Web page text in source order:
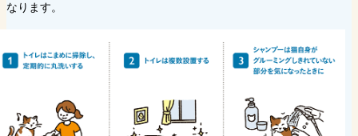
なります。